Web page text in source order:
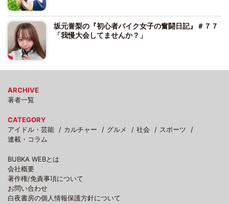
坂元誉梨の『初心者バイク女子の奮闘日記』＃７７
「我慢大会してませんか？」
ARCHIVE
著者一覧
CATEGORY
アイドル・芸能
カルチャー グルメ 社会
スポーツ
連載・コラム
BUBKA WEBとは
会社概要
著作権/免責事項について
お問い合わせ
白夜書房の個人情報保護方針について